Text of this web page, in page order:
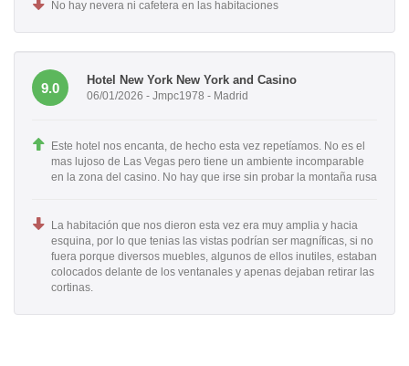
No hay nevera ni cafetera en las habitaciones
9.0
Hotel New York New York and Casino
06/01/2026 - Jmpc1978 - Madrid
Este hotel nos encanta, de hecho esta vez repetíamos. No es el
mas lujoso de Las Vegas pero tiene un ambiente incomparable
en la zona del casino. No hay que irse sin probar la montaña rusa
La habitación que nos dieron esta vez era muy amplia y hacia
esquina, por lo que tenias las vistas podrían ser magníficas, si no
fuera porque diversos muebles, algunos de ellos inutiles, estaban
colocados delante de los ventanales y apenas dejaban retirar las
cortinas.